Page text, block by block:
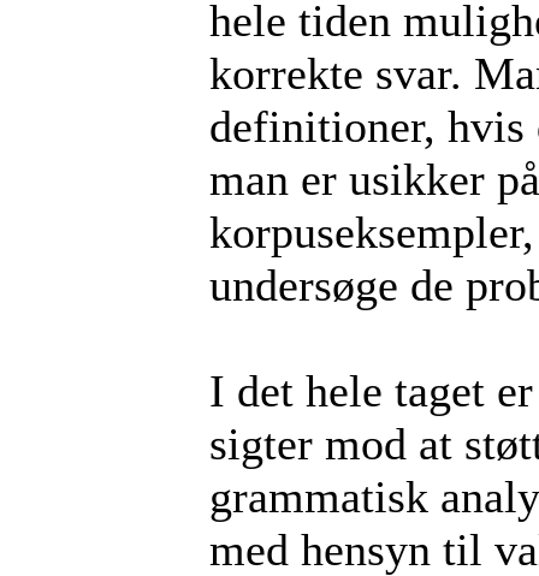
hele tiden
korrekte svar.
definitioner, hvis
man er usikker
undersøge de
I det hele taget
sigter mod at
grammatisk
med hensyn til